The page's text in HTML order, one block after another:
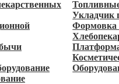
Укладчик
Формовка